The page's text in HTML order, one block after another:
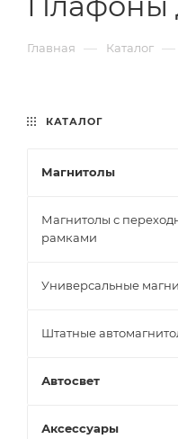
Главная — Каталог —
КАТАЛОГ
Магнитолы
Магнитолы с
рамками
Универсальные
Штатные
Автосвет
Аксессуары